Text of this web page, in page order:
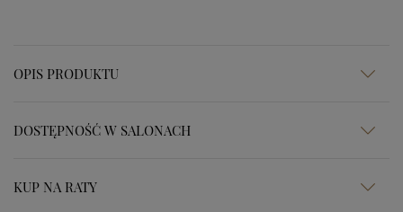
OPIS PRODUKTU
DOSTĘPNOŚĆ W SALONACH
KUP NA RATY